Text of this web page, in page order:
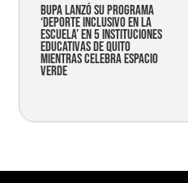
Bupa lanzó su programa
‘Deporte Inclusivo en la
Escuela’ en 5 instituciones
educativas de Quito
mientras celebra espacio
verde